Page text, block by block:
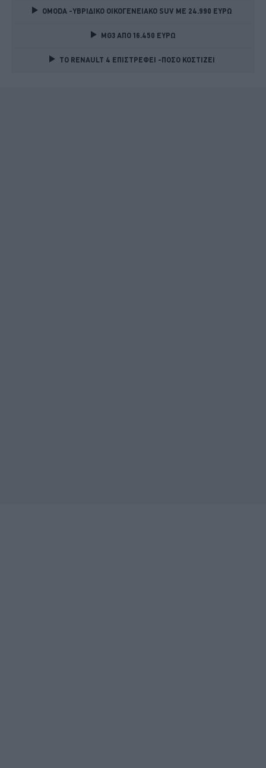
OMODA -ΥΒΡΙΔΙΚΟ ΟΙΚΟΓΕΝΕΙΑΚΟ SUV ME 24.990 ΕΥΡΩ
MG3 ΑΠΟ 16.450 ΕΥΡΩ
TO RENAULT 4 ΕΠΙΣΤΡΕΦΕΙ -ΠΟΣΟ ΚΟΣΤΙΖΕΙ